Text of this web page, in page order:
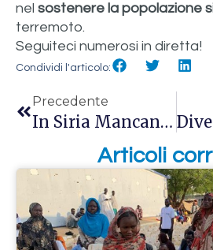
nel sostenere la popolazione
terremoto.
Seguiteci numerosi in diretta!
Condividi l'articolo:
Precedente
In Siria Mancano Gli Aiuti: Non Lasciamoli Soli!
Articoli